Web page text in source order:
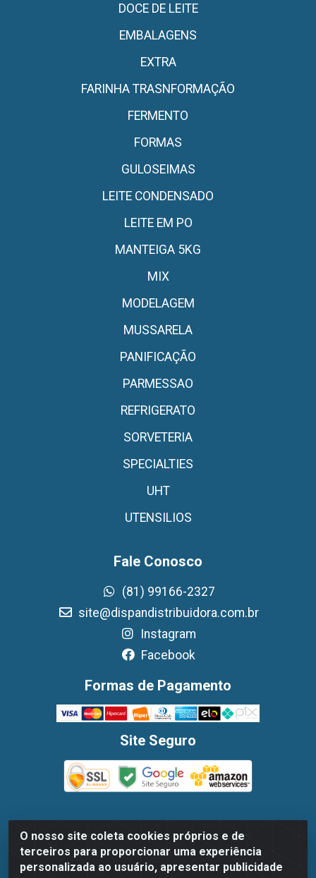
O nosso site coleta cookies próprios e de
terceiros para proporcionar uma experiência
personalizada ao usuário, apresentar publicidade
DOCE DE LEITE
EMBALAGENS
EXTRA
FARINHA TRASNFORMAÇÃO
FERMENTO
FORMAS
GULOSEIMAS
LEITE CONDENSADO
LEITE EM PO
MANTEIGA 5KG
MIX
MODELAGEM
MUSSARELA
PANIFICAÇÃO
PARMESSAO
REFRIGERATO
SORVETERIA
SPECIALTIES
UHT
UTENSILIOS
Fale Conosco
(81) 99166-2327
site@dispandistribuidora.com.br
Instagram
Facebook
Formas de Pagamento
Site Seguro
Dispan Distribuidora de Alimentos LTDA - Avenida
Marechal Mascarenhas De Moraes, 1048- Imbiribeira,
Recife/PE - CEP 51.170-000 - CNPJ 30.779.584/0003-78